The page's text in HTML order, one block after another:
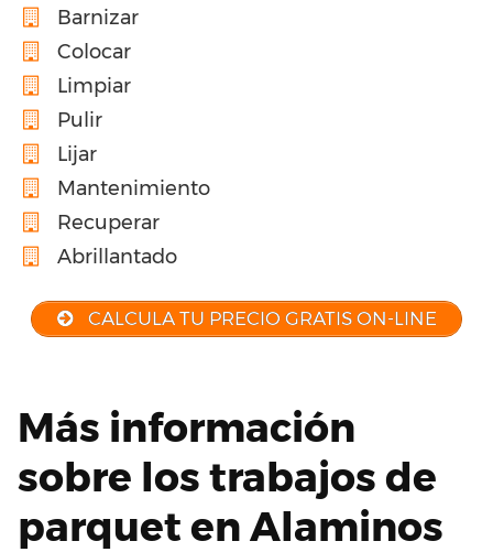
Barnizar
Colocar
Limpiar
Pulir
Lijar
Mantenimiento
Recuperar
Abrillantado
CALCULA TU PRECIO GRATIS ON-LINE
Más información
sobre los trabajos de
parquet en Alaminos